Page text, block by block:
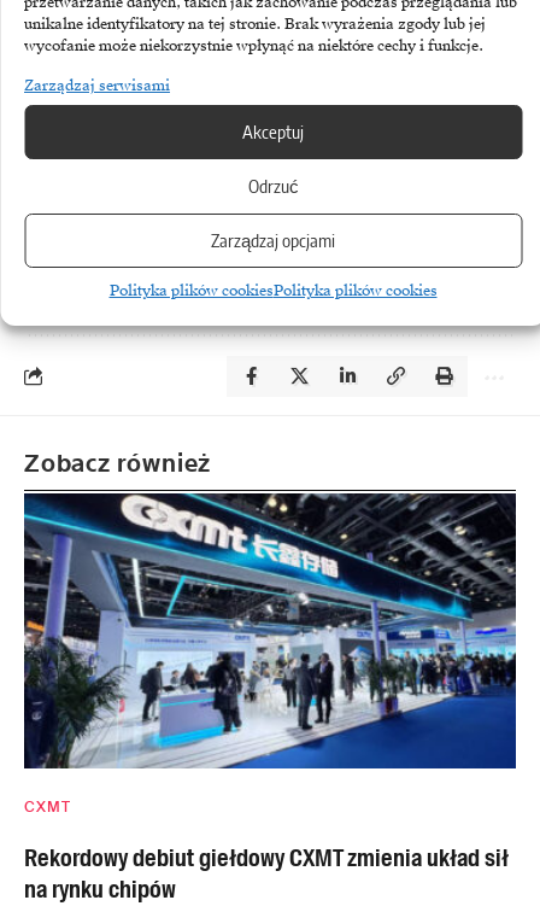
unikalne identyfikatory na tej stronie. Brak wyrażenia zgody lub jej
wycofanie może niekorzystnie wpłynąć na niektóre cechy i funkcje.
Zarządzaj serwisami
Akceptuj
Odrzuć
Zarządzaj opcjami
Polityka plików cookiesPolityka plików cookies
Manager, IT Operations Competency Center
w Sii Polska.
OVHcloud PartnerstwaSii Polska
Zobacz również
CXMT
Rekordowy debiut giełdowy CXMT zmienia układ sił
na rynku chipów